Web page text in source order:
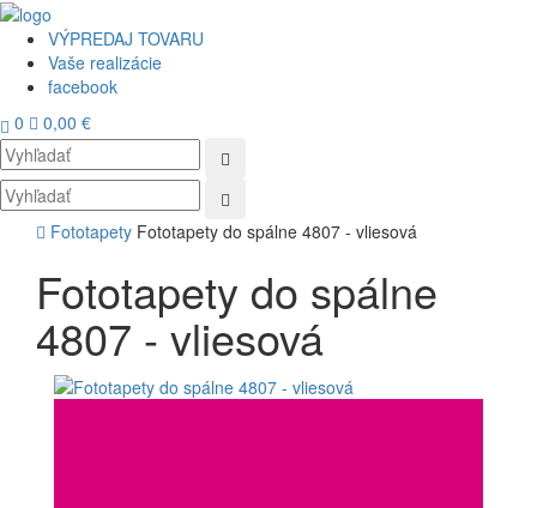
VÝPREDAJ TOVARU
Vaše realizácie
facebook
0 0,00 €
Fototapety Fototapety do spálne 4807 - vliesová
Fototapety do spálne
4807 - vliesová